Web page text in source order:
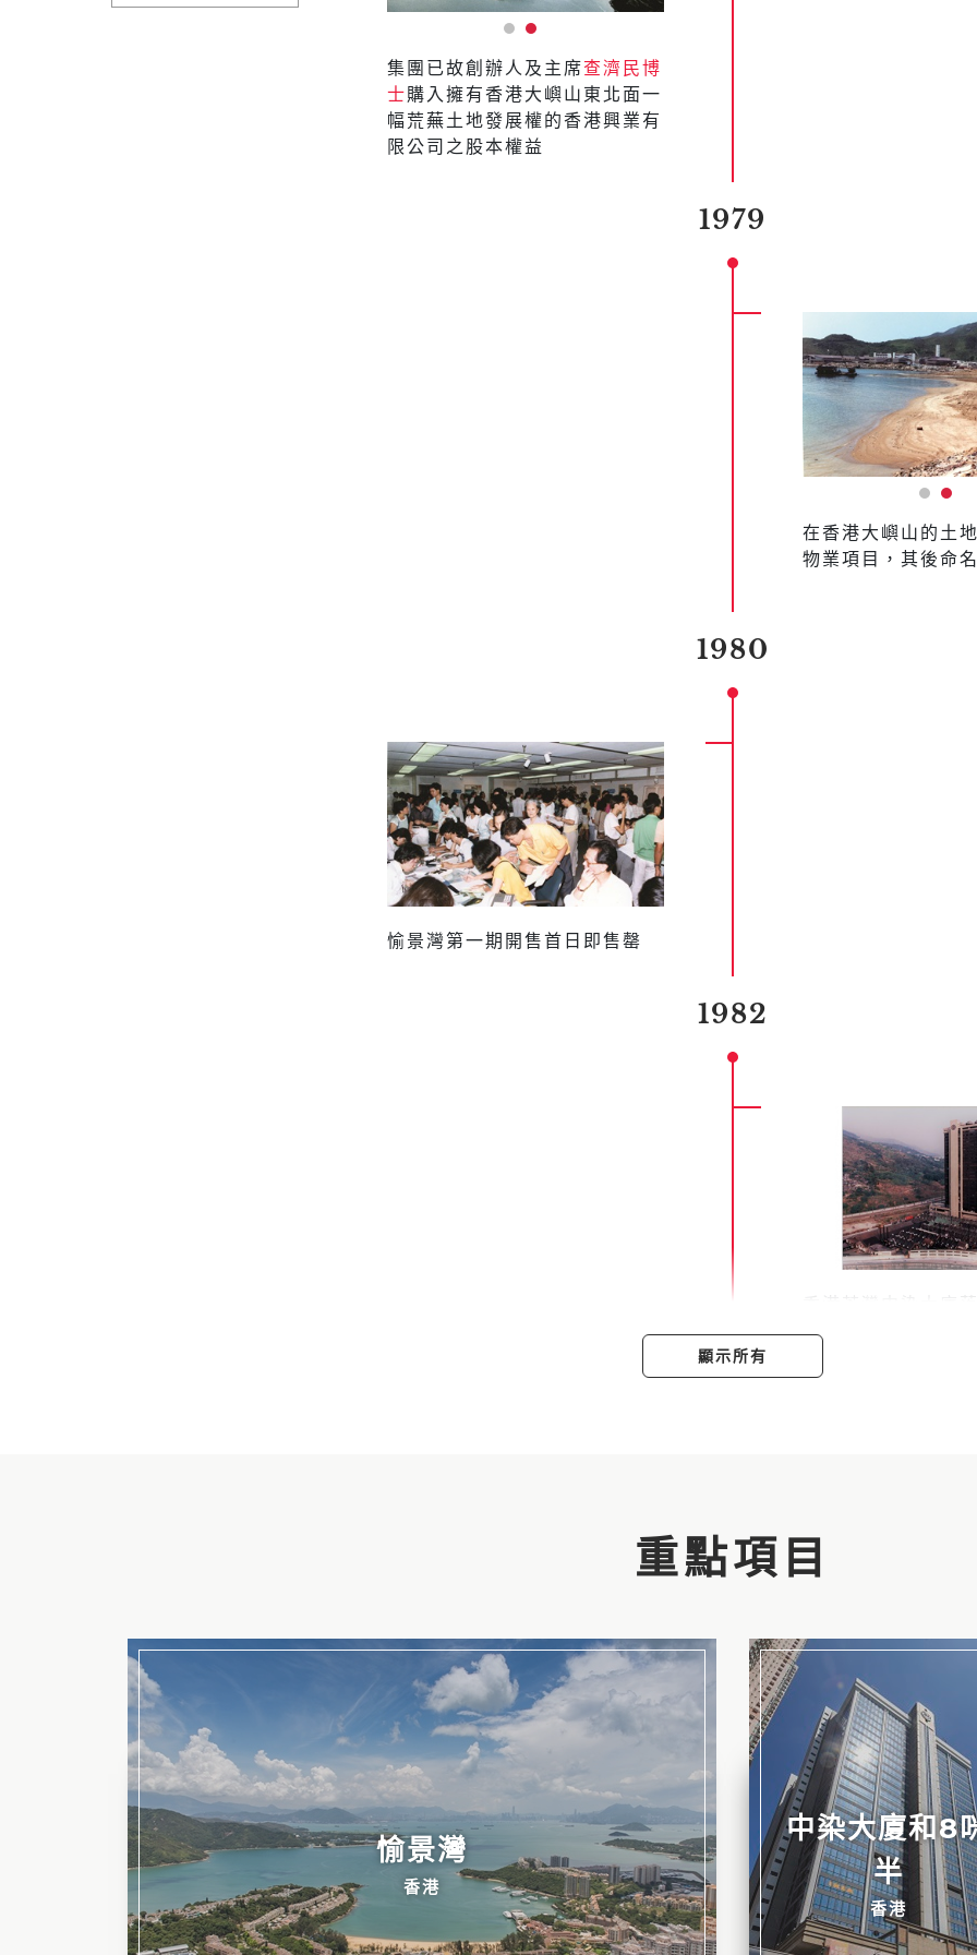
集團已故創辦人及主席查濟民博
士購入擁有香港大嶼山東北面一
幅荒蕪土地發展權的香港興業有
限公司之股本權益
1979
在香港大嶼山的土
物業項目，其後命
1980
愉景灣第一期開售首日即售罄
1982
顯示所有
重點項目
愉景灣
香港
中染大廈和8
半
香港